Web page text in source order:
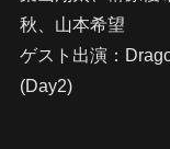
秋、山本希望
ゲスト出演：
(Day2)